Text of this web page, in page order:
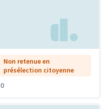
Non retenue en
présélection citoyenne
0